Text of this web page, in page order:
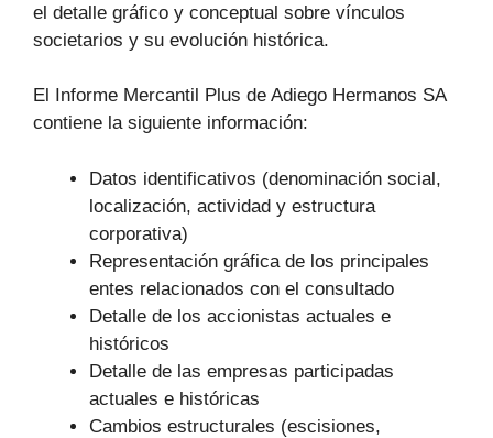
el detalle gráfico y conceptual sobre vínculos
societarios y su evolución histórica.
El Informe Mercantil Plus de Adiego Hermanos SA
contiene la siguiente información:
Datos identificativos (denominación social,
localización, actividad y estructura
corporativa)
Representación gráfica de los principales
entes relacionados con el consultado
Detalle de los accionistas actuales e
históricos
Detalle de las empresas participadas
actuales e históricas
Cambios estructurales (escisiones,